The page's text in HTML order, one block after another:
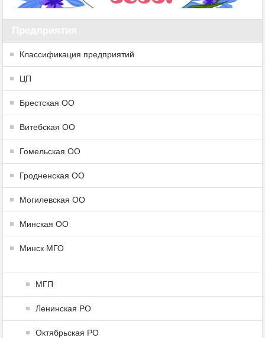
Классификация предприятий
ЦП
Брестская ОО
Витебская ОО
Гомельская ОО
Гродненская ОО
Могилевская ОО
Минская ОО
Минск МГО
МГП
Ленинская РО
Октябрьская РО